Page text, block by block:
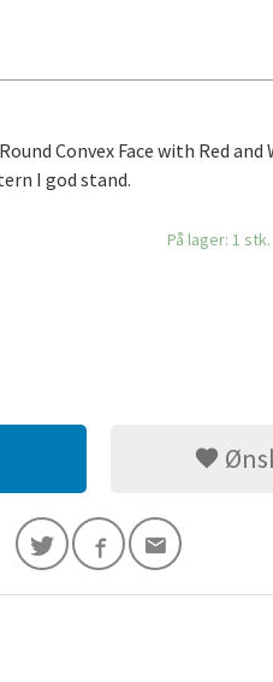
Convex Face with Red and
I god stand.
På lager: 1 stk.